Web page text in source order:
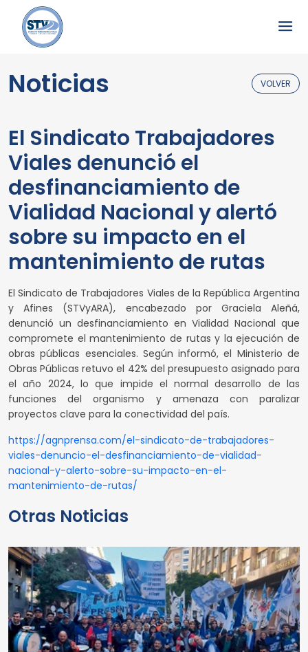
Noticias VOLVER
El Sindicato Trabajadores
Viales denunció el
desfinanciamiento de
Vialidad Nacional y alertó
sobre su impacto en el
mantenimiento de rutas
El Sindicato de Trabajadores Viales de la República Argentina
y Afines (STVyARA), encabezado por Graciela Aleñá,
denunció un desfinanciamiento en Vialidad Nacional que
compromete el mantenimiento de rutas y la ejecución de
obras públicas esenciales. Según informó, el Ministerio de
Obras Públicas retuvo el 42% del presupuesto asignado para
el año 2024, lo que impide el normal desarrollo de las
funciones del organismo y amenaza con paralizar
proyectos clave para la conectividad del país.
https://agnprensa.com/el-sindicato-de-trabajadores-
viales-denuncio-el-desfinanciamiento-de-vialidad-
nacional-y-alerto-sobre-su-impacto-en-el-
mantenimiento-de-rutas/
Otras Noticias